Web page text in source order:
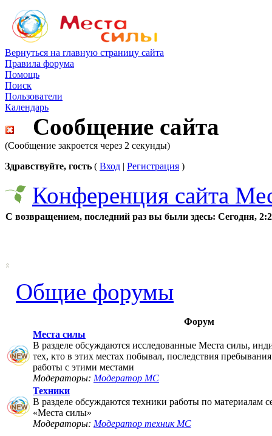
Вернуться на главную страницу сайта
Правила форума
Помощь
Поиск
Пользователи
Календарь
Сообщение сайта
(Сообщение закроется через 2 секунды)
Здравствуйте, гость ( Вход | Регистрация )
Конференция сайта
С возвращением, последний раз вы были здесь: Сегодня,
Общие форумы
Форум
Места силы
В разделе обсуждаются исследованные Места силы,
тех, кто в этих местах побывал, последствия
работы с этими местами
Модераторы: Модератор МС
Техники
В разделе обсуждаются техники работы по материалам
«Места силы»
Модераторы: Модератор техник МС